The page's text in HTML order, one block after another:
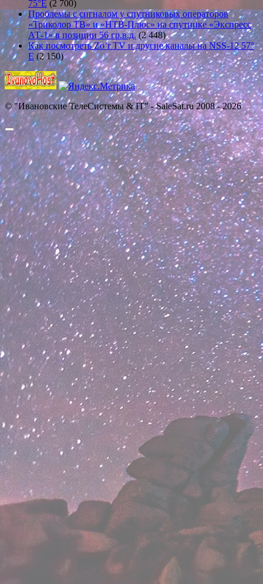
75°E (2 700)
Проблемы с сигналом у спутниковых операторов
«Триколор ТВ» и «НТВ-Плюс» на спутнике «Экспресс
АТ-1» в позиции 56 гр.в.д. (2 448)
Как посмотреть Zo’r TV и другие каналы на NSS-12 57°
E (2 150)
© "Ивановские ТелеСистемы & IT" - SaleSat.ru 2008 - 2026
Прокрутить
вверх